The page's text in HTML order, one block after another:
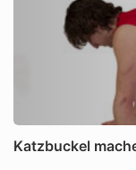
Katzbuckel